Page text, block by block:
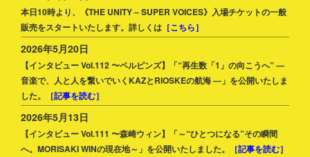
本日10時より、《THE UNITY – SUPER VOICES》入場チケットの一般
販売をスタートいたします。詳しくは ［こちら］
2026年5月20日
【インタビュー Vol.112 〜ペルピンズ】「“再生数「1」の向こうへ” ―
音楽で、人と人を繋いでいくKAZとRIOSKEの航海 ―」を公開いたしま
した。
［記事を読む］
2026年5月13日
【インタビュー Vol.111 〜森崎ウィン】「～“ひとつになる”その瞬間
へ。MORISAKI WINの現在地～」を公開いたしました。
［記事を読む］